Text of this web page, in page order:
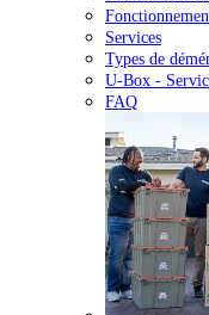
Services
Types de
U-Box -
FAQ